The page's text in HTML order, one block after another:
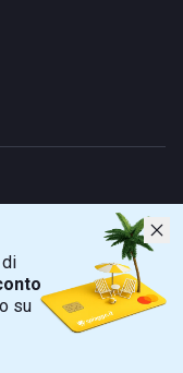
di
su
Rimini (RN), IT -
delle imprese di Rimini
IT
+39 0541 772375